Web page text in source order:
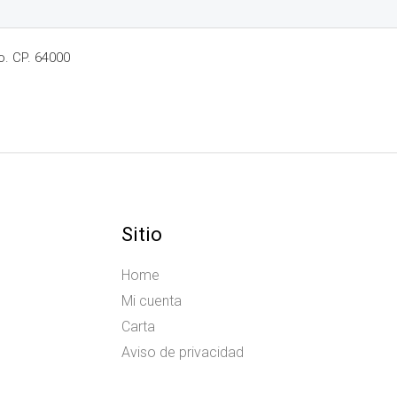
CP. 64000
Sitio
Home
Mi cuenta
Carta
Aviso de privacidad